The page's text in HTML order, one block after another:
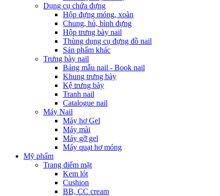
Dụng cụ chứa đựng
Hộp đựng móng, xoàn
Chung, hủ, bình đựng
Hộp trưng bày nail
Thùng dụng cụ đựng đồ nail
Sản phẩm khác
Trưng bày nail
Bảng mẫu nail - Book nail
Khung trưng bày
Kệ trưng bày
Tranh nail
Catalogue nail
Máy Nail
Máy hơ Gel
Máy mài
Máy gỡ gel
Máy quạt hơ móng
Mỹ phẩm
Trang điểm mặt
Kem lót
Cushion
BB, CC cream